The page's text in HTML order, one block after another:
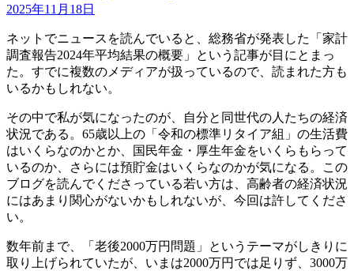
2025年11月18日
ネットでニュースを読んでいると、総務省が発表した「家計
調査報告2024年平均結果の概要」という記事が目にとまっ
た。すでに複数のメディアが扱っているので、読まれた方も
いるかもしれない。
その中で私が気になったのが、自分と同世代の人たちの経済
状況である。65歳以上の「令和の標準リタイア組」の生活費
はいくらなのかとか、国民年金・厚生年金をいくらもらって
いるのか、さらには預貯金はいくらなのかが気になる。この
ブログを読んでくださっている若い方は、高齢者の経済状況
にはあまり関心がないかもしれないが、今回は許してくださ
い。
数年前まで、「老後2000万円問題」というテーマがしきりに
取り上げられていたが、いまは2000万円では足りず、3000万